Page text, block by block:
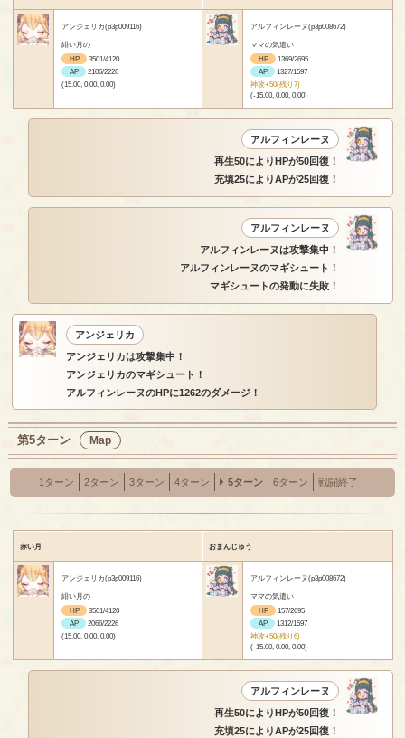
アンジェリカ(p3p009116)
緋い月の
HP
3501/4120
AP
2106/2226
(15.00, 0.00, 0.00)
アルフィンレーヌ(p3p008672)
ママの気遣い
HP
1369/2695
AP
1327/1597
神攻+50(残り7)
(-15.00, 0.00, 0.00)
アルフィンレーヌ
再生50によりHPが50回復！
充填25によりAPが25回復！
アルフィンレーヌ
アルフィンレーヌは攻撃集中！
アルフィンレーヌのマギシュート！
マギシュートの発動に失敗！
アンジェリカ
アンジェリカは攻撃集中！
アンジェリカのマギシュート！
アルフィンレーヌのHPに1262のダメージ！
第5ターン Map
1ターン 2ターン 3ターン 4ターン 5ターン 6ターン 戦闘終了
赤い月 おまんじゅう
アンジェリカ(p3p009116)
緋い月の
HP
3501/4120
AP
2066/2226
(15.00, 0.00, 0.00)
アルフィンレーヌ(p3p008672)
ママの気遣い
HP
157/2695
AP
1312/1597
神攻+50(残り6)
(-15.00, 0.00, 0.00)
アルフィンレーヌ
再生50によりHPが50回復！
充填25によりAPが25回復！